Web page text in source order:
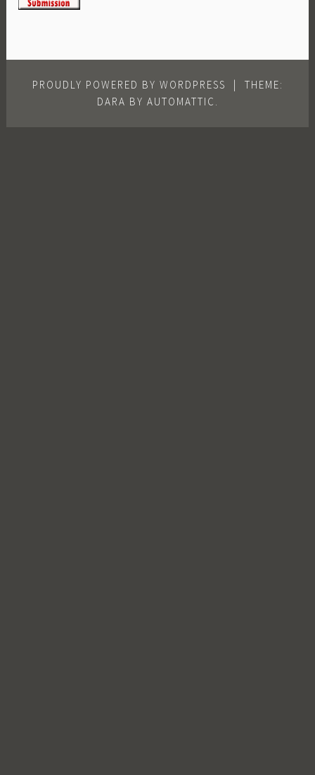
PROUDLY POWERED BY WORDPRESS |
THEME:
DARA BY AUTOMATTIC .